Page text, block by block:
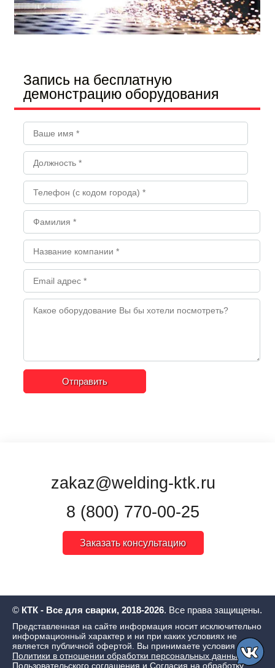
Запись на бесплатную
демонстрацию оборудования
Отправить
zakaz@welding-ktk.ru
8 (800) 770-00-25
Заказать консультацию
© КТК - Все для сварки, 2018-2026. Все права защищены.
Представленная на сайте информация носит исключительно
информационный характер и ни при каких условиях не
является публичной офертой. Вы принимаете условия
Политики в отношении обработки персональных данных ,
Пользовательского соглашения и Согласия на обработку